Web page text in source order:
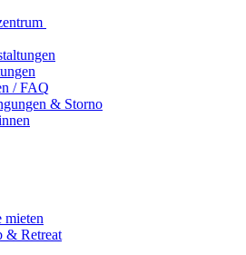
/ FAQ
& Storno
mieten
& Retreat